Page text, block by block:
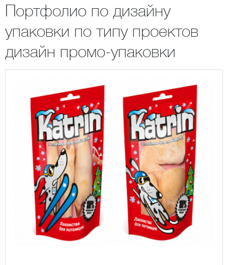
Портфолио по дизайну
упаковки по типу проектов
дизайн промо-упаковки